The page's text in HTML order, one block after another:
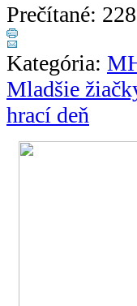
Prečítané:
Kategória:
Mladšie
hrací deň